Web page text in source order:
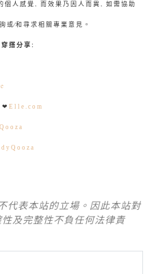
個人感覺, 而效果乃因人而異, 如需協助
∕和尋求相關專業意見。
搭分享 :
❤ Elle.com
代表本站的立場。因此本站對
及完整性不負任何法律責